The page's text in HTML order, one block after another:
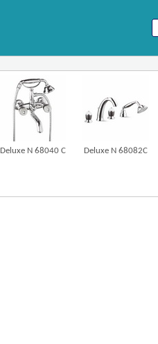
Deluxe N 68040 C Deluxe N 68082C